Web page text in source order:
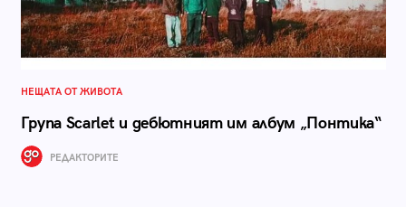
НЕЩАТА ОТ ЖИВОТА
Група Scarlet и дебютният им албум „Понтика“
РЕДАКТОРИТЕ